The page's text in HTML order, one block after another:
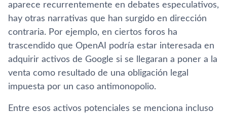
aparece recurrentemente en debates especulativos,
hay otras narrativas que han surgido en dirección
contraria. Por ejemplo, en ciertos foros ha
trascendido que OpenAI podría estar interesada en
adquirir activos de Google si se llegaran a poner a la
venta como resultado de una obligación legal
impuesta por un caso antimonopolio.
Entre esos activos potenciales se menciona incluso